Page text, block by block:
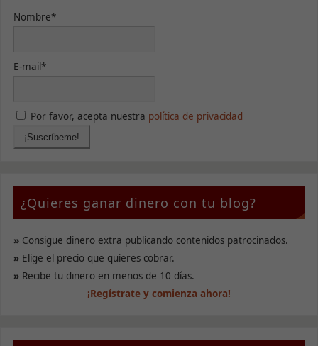
Nombre*
E-mail*
Por favor, acepta nuestra política de privacidad
¿Quieres ganar dinero con tu blog?
»Consigue dinero extra publicando contenidos patrocinados.
»Elige el precio que quieres cobrar.
»Recibe tu dinero en menos de 10 días.
¡Regístrate y comienza ahora!
Necesarias
Estas
cookies no
son
Son
para que